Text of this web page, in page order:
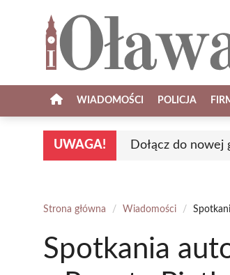
WIADOMOŚCI POLICJA
UWAGA! Dołącz do nowej
Strona główna / Wiadomości /
Spotkania